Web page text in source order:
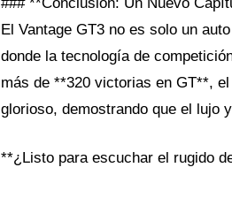
El Vantage GT3 no es solo un
donde la tecnología de
más de **320 victorias en GT**,
glorioso, demostrando que el lujo
**¿Listo para escuchar el rugido